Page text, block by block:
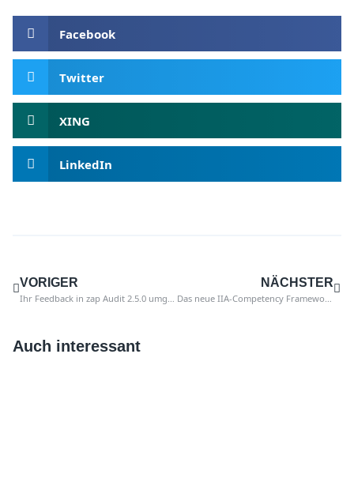
Facebook
Twitter
XING
LinkedIn
VORIGER
Ihr Feedback in zap Audit 2.5.0 umgesetzt: Ihre Arbeit jetzt einfacher
NÄCHSTER
Das neue IIA-Competency Framework: Kann der Revisor der Zukunft davon profitieren?
Auch interessant